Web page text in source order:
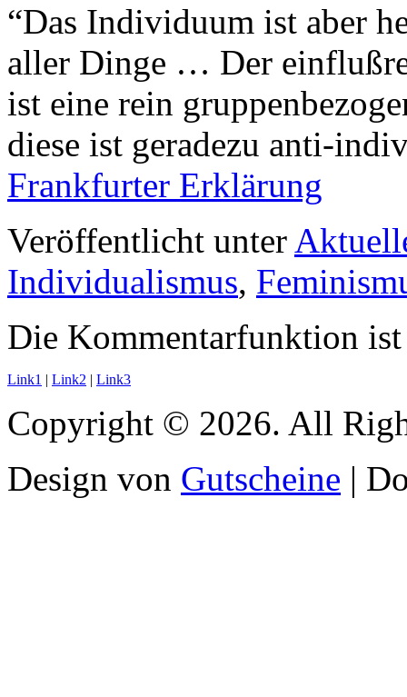
“Das Individuum ist aber
aller Dinge … Der
ist eine rein
diese ist geradezu anti-
Frankfurter Erklärung
Veröffentlicht unter
Individualismus,
Die Kommentarfunktion ist
Link1 | Link2 | Link3
Copyright © 2026. All
Design von Gutscheine |